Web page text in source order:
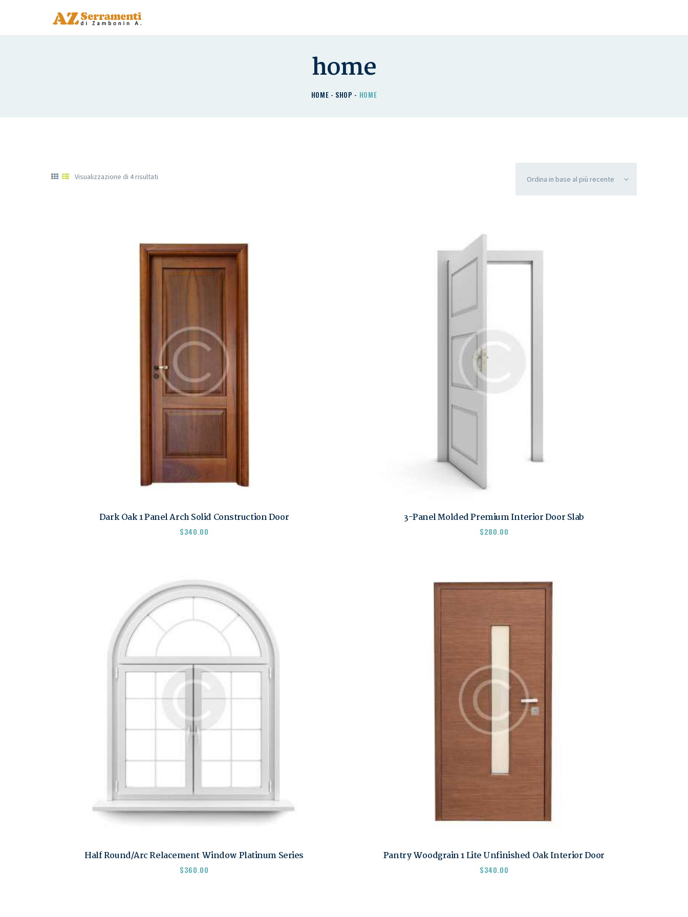
home
HOME SHOP HOME
CHI SIAMO
I NOSTRI PRODOTTI
DETRAZIONI
CONTATTACI
Visualizzazione di 4 risultati
Dark Oak 1 Panel Arch Solid Construction Door
$340.00
3-Panel Molded Premium Interior Door Slab
$280.00
Half Round/Arc Relacement Window Platinum Series
$360.00
Pantry Woodgrain 1 Lite Unfinished Oak Interior Door
$340.00